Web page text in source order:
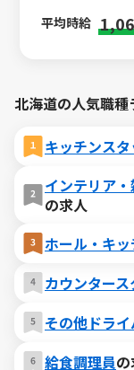
平均時給
北海道の人気職
キッチンスタ
インテリア
の求人
ホール・キ
カウンタース
その他ドラ
給食調理員